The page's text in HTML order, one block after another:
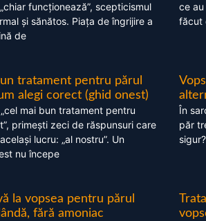
funcționează”, scepticismul
și sănătos. Piața de îngrijire a
de
ce
făcut
tratament pentru părul
alegi corect (ghid onest)
mai bun tratament pentru
primești zeci de răspunsuri care
lucru: „al nostru”. Un
nu începe
În
păr
la vopsea pentru părul
fără amoniac